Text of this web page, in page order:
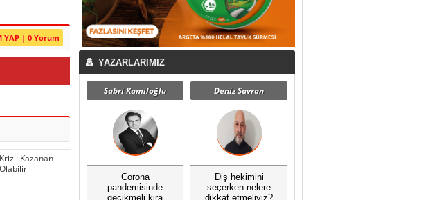
YAP | 0 Yorum
YAZARLARIMIZ
Sabri Kamiloğlu
Corona
pandemisinde
gecikmeli kira
Deniz Savran
Diş hekimini
seçerken nelere
dikkat etmeliyiz?